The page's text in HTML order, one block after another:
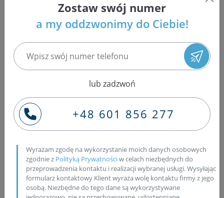
pompowtryskiwaczeoraz pompy Common
Rail!
nowe
regenerowane na wymianę
używane z gwarancją
DOSTĘPNE OD RĘKI
ATRAKCYJNE CENY
Ile trwa naprawa pompy
paliwa?
Zostaw swój numer
a my oddzwonimy do Ciebie!
lub zadzwoń
+48 601 856 277
Wyrażam zgodę na wykorzystanie moich danych osobowych
zgodnie z Polityką Prywatnościw celach niezbędnych do
przeprowadzenia kontaktu i realizacji wybranej usługi. Wysyłając
formularz kontaktowy Klient wyraża wolę kontaktu firmy z jego
osobą. Niezbędne do tego dane są wykorzystywane